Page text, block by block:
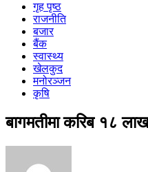
गृह पृष्ठ
राजनीति
बजार
बैंक
स्वास्थ्य
खेलकुद
मनोरञ्जन
कृषि
बागमतीमा करिब १८